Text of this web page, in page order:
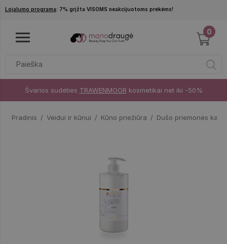
Pereiti į pagrindinį turinį
Lojalumo programa: 7% grįžta VISOMS neakcijuotoms prekėms!
0
Švarios sudėties TRAWENMOOR kosmetikai net iki -50%
Pradinis Veidui ir kūnui Kūno priežiūra Dušo priemonės